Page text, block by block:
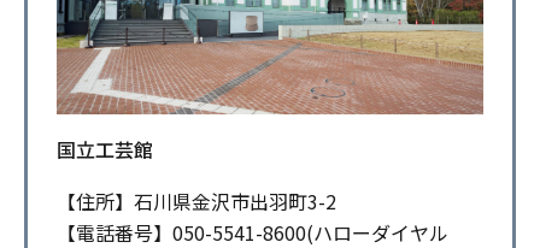
国立工芸館
【住所】石川県金沢市出羽町3-2
【電話番号】050-5541-8600(ハローダイヤル